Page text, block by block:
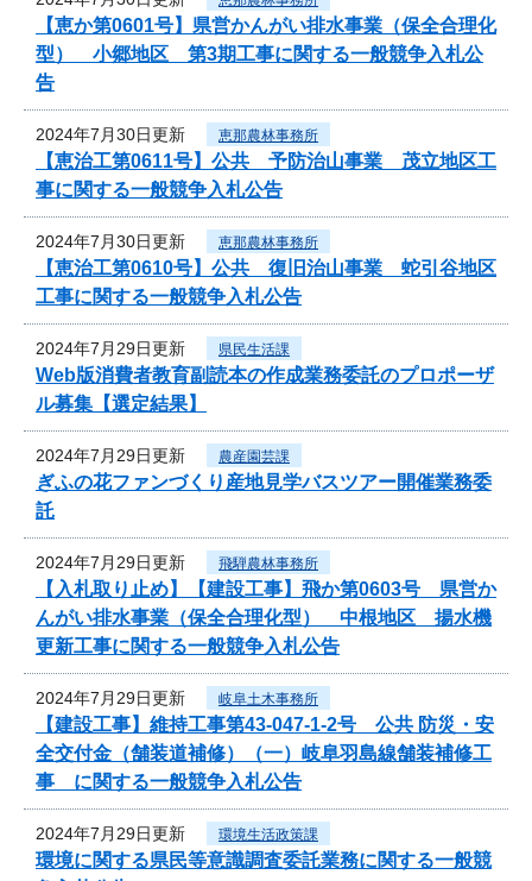
【恵か第0601号】県営かんがい排水事業（保全合理化
型） 小郷地区 第3期工事に関する一般競争入札公
告
2024年7月30日更新 恵那農林事務所
【恵治工第0611号】公共 予防治山事業 茂立地区工
事に関する一般競争入札公告
2024年7月30日更新 恵那農林事務所
【恵治工第0610号】公共 復旧治山事業 蛇引谷地区
工事に関する一般競争入札公告
2024年7月29日更新 県民生活課
Web版消費者教育副読本の作成業務委託のプロポーザ
ル募集【選定結果】
2024年7月29日更新 農産園芸課
ぎふの花ファンづくり産地見学バスツアー開催業務委
託
2024年7月29日更新 飛騨農林事務所
【入札取り止め】【建設工事】飛か第0603号 県営か
んがい排水事業（保全合理化型） 中根地区 揚水機
更新工事に関する一般競争入札公告
2024年7月29日更新 岐阜土木事務所
【建設工事】維持工事第43-047-1-2号 公共 防災・安
全交付金（舗装道補修）（一）岐阜羽島線舗装補修工
事 に関する一般競争入札公告
2024年7月29日更新 環境生活政策課
環境に関する県民等意識調査委託業務に関する一般競